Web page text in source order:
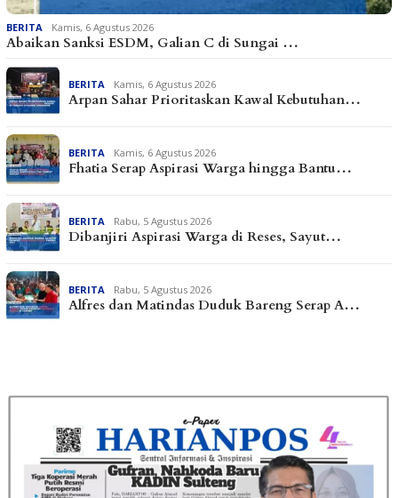
BERITA Kamis, 6 Agustus 2026
Abaikan Sanksi ESDM, Galian C di Sungai …
BERITA Kamis, 6 Agustus 2026
Arpan Sahar Prioritaskan Kawal Kebutuhan…
BERITA Kamis, 6 Agustus 2026
Fhatia Serap Aspirasi Warga hingga Bantu…
BERITA Rabu, 5 Agustus 2026
Dibanjiri Aspirasi Warga di Reses, Sayut…
BERITA Rabu, 5 Agustus 2026
Alfres dan Matindas Duduk Bareng Serap A…